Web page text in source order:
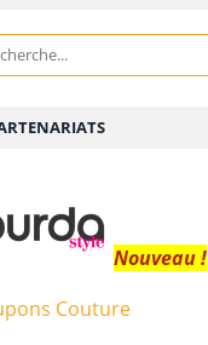
Nouveau !
Couture